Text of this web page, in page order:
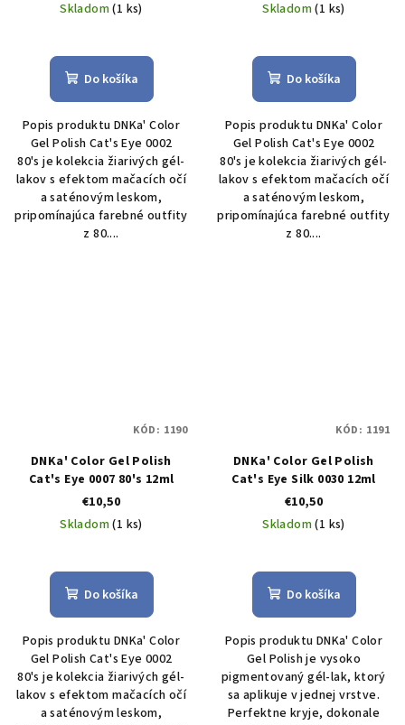
Skladom(1 ks)
Do košíka
Popis produktu DNKa' Color
Gel Polish Cat's Eye 0002
80's je kolekcia žiarivých gél-
lakov s efektom mačacích očí
a saténovým leskom,
pripomínajúca farebné outfity
z 80....
Skladom(1 ks)
Do košíka
Popis produktu DNKa' Color
Gel Polish Cat's Eye 0002
80's je kolekcia žiarivých gél-
lakov s efektom mačacích očí
a saténovým leskom,
pripomínajúca farebné outfity
z 80....
DNKa' Color Gel Polish
Cat's Eye 0007 80's 12ml
€10,50
Skladom(1 ks)
Do košíka
Popis produktu DNKa' Color
Gel Polish Cat's Eye 0002
80's je kolekcia žiarivých gél-
lakov s efektom mačacích očí
a saténovým leskom,
KÓD: 1190
DNKa' Color Gel Polish
Cat's Eye Silk 0030 12ml
€10,50
Skladom(1 ks)
Do košíka
Popis produktu DNKa' Color
Gel Polish je vysoko
pigmentovaný gél-lak, ktorý
sa aplikuje v jednej vrstve.
Perfektne kryje, dokonale
KÓD: 1191